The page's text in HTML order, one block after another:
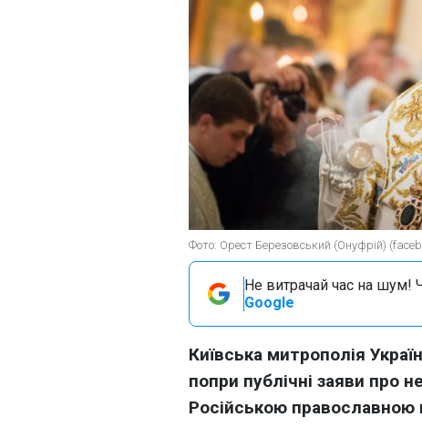
Фото: Орест Березовський (Онуфрій)
Не витрачай час на шум!
Google
Київська митрополія
попри публічні заяви про
Російською православною